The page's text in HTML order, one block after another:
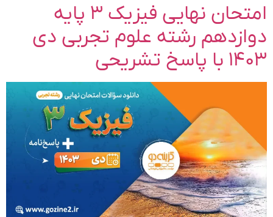
امتحان نهایی فیزیک ۳ پایه
دوازدهم رشته علوم تجربی دی
۱۴۰۳ با پاسخ تشریحی